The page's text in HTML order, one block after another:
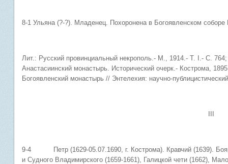
8-1 Ульяна (?-?). Младенец. Похоронена в Богоявленском соборе
Лит.: Русский провинциальный некрополь.- М., 1914.- Т. I.- С.
Анастасиинский монастырь. Исторический очерк.- Кострома,
Богоявленский монастырь // Энтелехия: научно-
9-4 Петр (1629-05.07.1690, г. Кострома). Кравчий (1639).
и Судного Владимирского (1659-1661), Галицкой чети (1662),